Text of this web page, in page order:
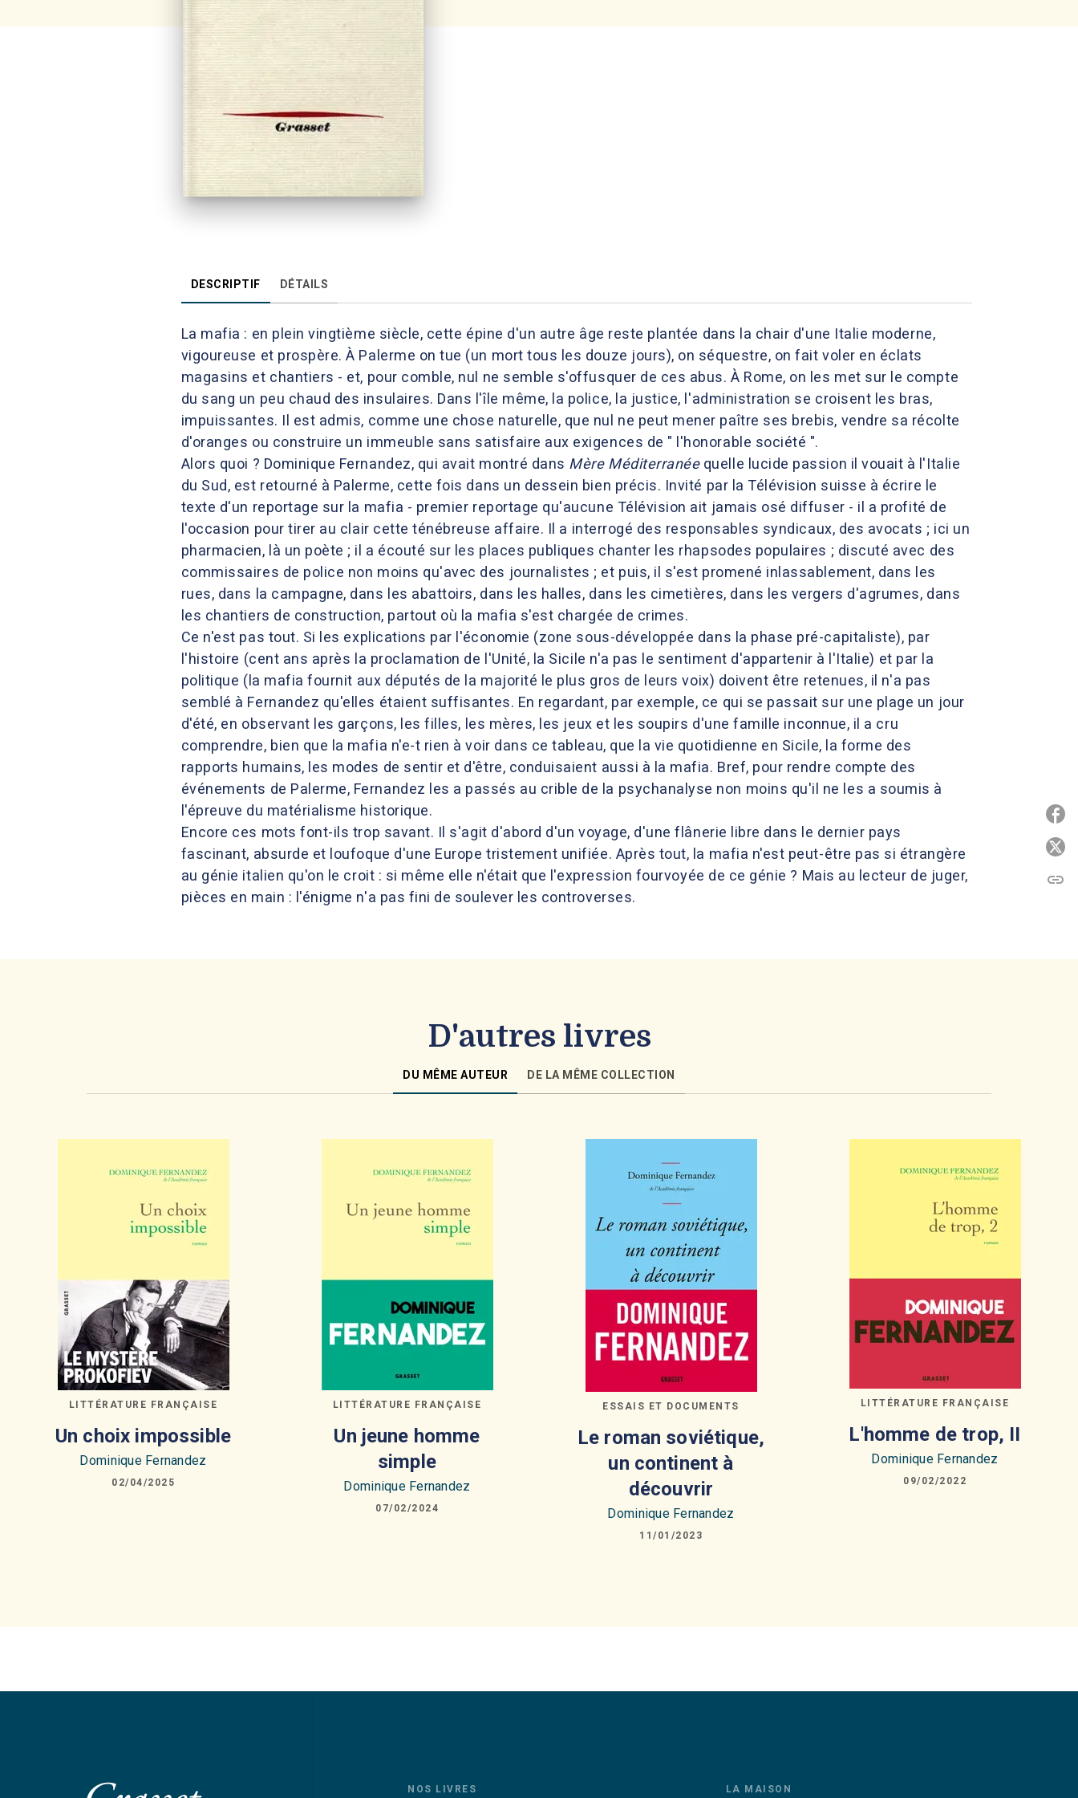
DESCRIPTIF DÉTAILS
La mafia : en plein vingtième siècle, cette épine d'un autre âge reste plantée dans la chair d'une Italie moderne,
vigoureuse et prospère. À Palerme on tue (un mort tous les douze jours), on séquestre, on fait voler en éclats
magasins et chantiers - et, pour comble, nul ne semble s'offusquer de ces abus. À Rome, on les met sur le compte
du sang un peu chaud des insulaires. Dans l'île même, la police, la justice, l'administration se croisent les bras,
impuissantes. Il est admis, comme une chose naturelle, que nul ne peut mener paître ses brebis, vendre sa récolte
d'oranges ou construire un immeuble sans satisfaire aux exigences de " l'honorable société ".
Alors quoi ? Dominique Fernandez, qui avait montré dans Mère Méditerranéequelle lucide passion il vouait à l'Italie
du Sud, est retourné à Palerme, cette fois dans un dessein bien précis. Invité par la Télévision suisse à écrire le
texte d'un reportage sur la mafia - premier reportage qu'aucune Télévision ait jamais osé diffuser - il a profité de
l'occasion pour tirer au clair cette ténébreuse affaire. Il a interrogé des responsables syndicaux, des avocats ; ici un
pharmacien, là un poète ; il a écouté sur les places publiques chanter les rhapsodes populaires ; discuté avec des
commissaires de police non moins qu'avec des journalistes ; et puis, il s'est promené inlassablement, dans les
rues, dans la campagne, dans les abattoirs, dans les halles, dans les cimetières, dans les vergers d'agrumes, dans
les chantiers de construction, partout où la mafia s'est chargée de crimes.
Ce n'est pas tout. Si les explications par l'économie (zone sous-développée dans la phase pré-capitaliste), par
l'histoire (cent ans après la proclamation de l'Unité, la Sicile n'a pas le sentiment d'appartenir à l'Italie) et par la
politique (la mafia fournit aux députés de la majorité le plus gros de leurs voix) doivent être retenues, il n'a pas
semblé à Fernandez qu'elles étaient suffisantes. En regardant, par exemple, ce qui se passait sur une plage un jour
d'été, en observant les garçons, les filles, les mères, les jeux et les soupirs d'une famille inconnue, il a cru
comprendre, bien que la mafia n'e-t rien à voir dans ce tableau, que la vie quotidienne en Sicile, la forme des
rapports humains, les modes de sentir et d'être, conduisaient aussi à la mafia. Bref, pour rendre compte des
événements de Palerme, Fernandez les a passés au crible de la psychanalyse non moins qu'il ne les a soumis à
l'épreuve du matérialisme historique.
Encore ces mots font-ils trop savant. Il s'agit d'abord d'un voyage, d'une flânerie libre dans le dernier pays
fascinant, absurde et loufoque d'une Europe tristement unifiée. Après tout, la mafia n'est peut-être pas si étrangère
au génie italien qu'on le croit : si même elle n'était que l'expression fourvoyée de ce génie ? Mais au lecteur de juger,
pièces en main : l'énigme n'a pas fini de soulever les controverses.
D'autres livres
DU MÊME AUTEUR DE LA MÊME COLLECTION
LITTÉRATURE FRANÇAISE
Un choix impossible
Dominique Fernandez
02/04/2025
LITTÉRATURE FRANÇAISE
Un jeune homme
simple
Dominique Fernandez
07/02/2024
ESSAIS ET DOCUMENTS
Le roman soviétique,
un continent à
découvrir
Dominique Fernandez
11/01/2023
LITTÉRATURE FRANÇAISE
L'homme de trop, II
Dominique Fernandez
09/02/2022
link
NOS LIVRES LA MAISON